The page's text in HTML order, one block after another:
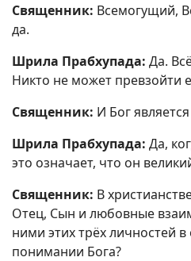
Священник: Всемогущий,
да.
Шрила Прабхупада: Да.
Никто не может превзойти
Священник: И Бог
Шрила Прабхупада: Да,
это означает, что он
Священник: В
Отец, Сын и любовные
ними этих трёх личностей
понимании Бога?